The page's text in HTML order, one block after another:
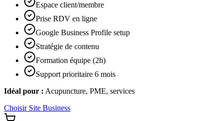
Espace client/membre
Prise RDV en ligne
Google Business Profile setup
Stratégie de contenu
Formation équipe (2h)
Support prioritaire 6 mois
Idéal pour : Acupuncture, PME, services
Choisir Site Business